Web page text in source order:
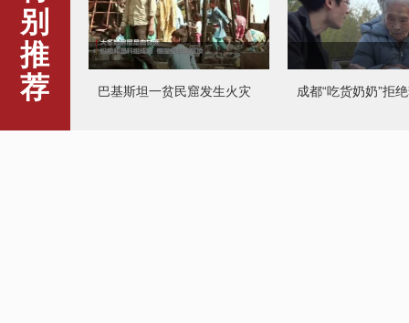
别
推
荐
巴基斯坦一贫民窟发生火灾 成都“吃货奶奶”拒